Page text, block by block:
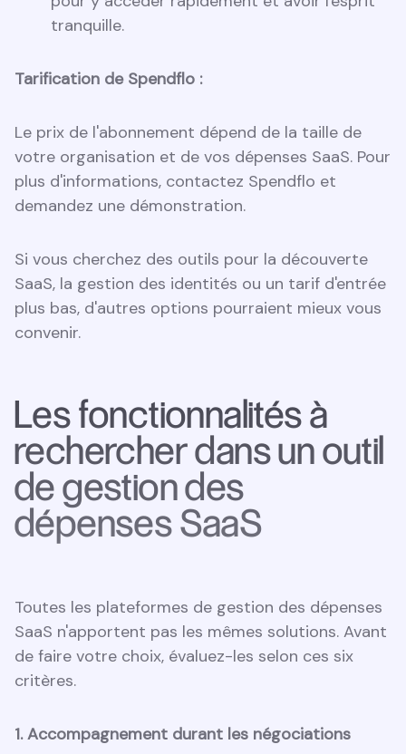
tranquille.
Tarification de Spendflo :
Le prix de l'abonnement dépend de la taille de
votre organisation et de vos dépenses SaaS. Pour
plus d'informations, contactez Spendflo et
demandez une démonstration.
Si vous cherchez des outils pour la découverte
SaaS, la gestion des identités ou un tarif d'entrée
plus bas, d'autres options pourraient mieux vous
convenir.
Les fonctionnalités à
rechercher dans un outil
de gestion des
dépenses SaaS
Toutes les plateformes de gestion des dépenses
SaaS n'apportent pas les mêmes solutions. Avant
de faire votre choix, évaluez-les selon ces six
critères.
1. Accompagnement durant les négociations